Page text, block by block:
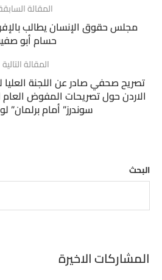
المقالة
مجلس حقوق الإنسان يطالب
حسام أبو
المقالة التالية
تصريح صحفي صادر عن اللجنة
الاردن حول تصريحات المفوض العام
سوندرز” أمام برلمان”
البحث
المشاركات الاخيرة